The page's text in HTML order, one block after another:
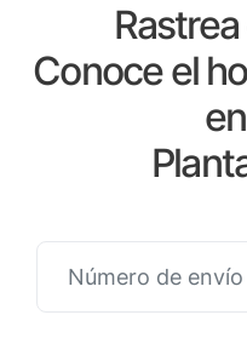
Conoce el